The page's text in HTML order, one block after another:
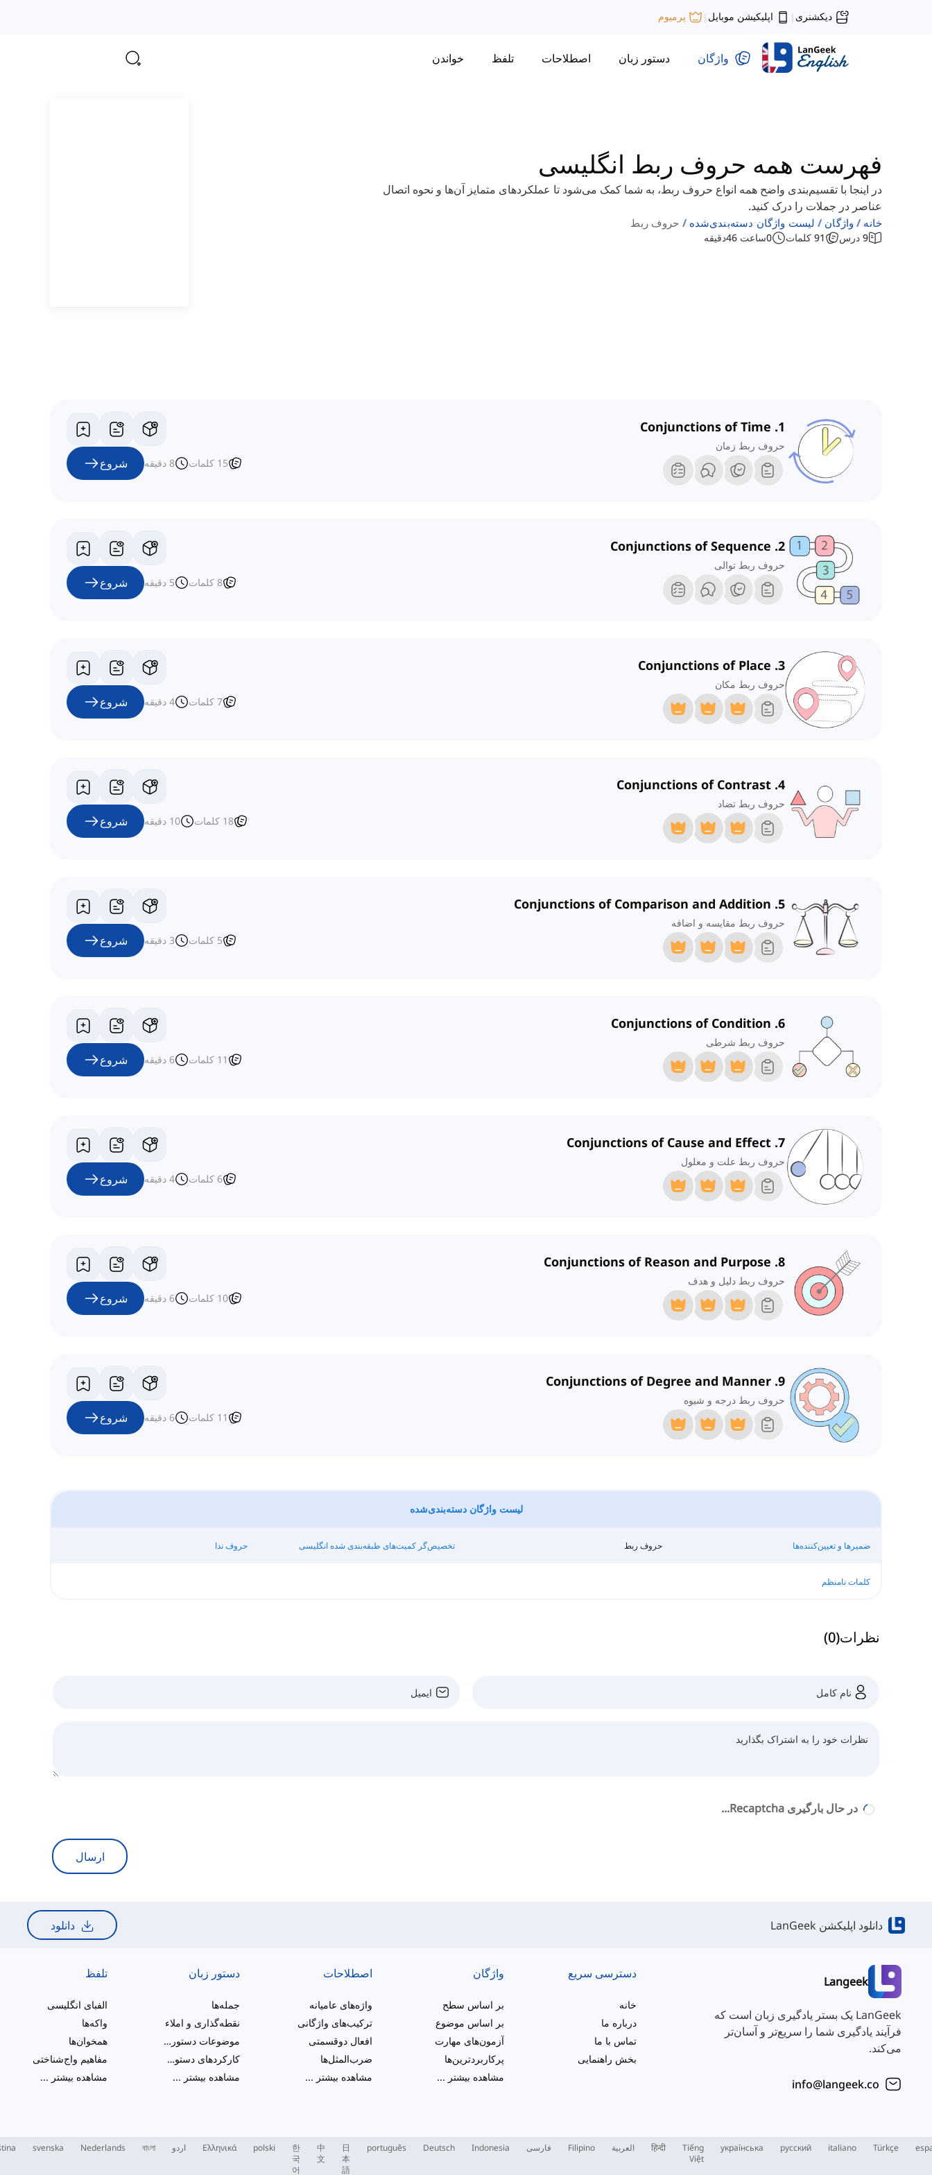
دیکشنری | اپلیکیشن موبایل | پرمیوم
واژگان دستور زبان اصطلاحات تلفظ خواندن
فهرست همه حروف ربط انگلیسی
در اینجا با تقسیم‌بندی واضح همه انواع حروف ربط، به شما کمک می‌شود تا عملکردهای متمایز آن‌ها و نحوه اتصال
عناصر در جملات را درک کنید.
خانه واژگان لیست واژگان دسته‌بندی‌شده حروف ربط
9 درس 91 کلمات 0ساعت 46دقیقه
1. Conjunctions of Time
حروف ربط زمان
15 کلمات 8 دقیقه شروع
2. Conjunctions of Sequence
حروف ربط توالی
8 کلمات 5 دقیقه شروع
3. Conjunctions of Place
حروف ربط مکان
7 کلمات 4 دقیقه شروع
4. Conjunctions of Contrast
حروف ربط تضاد
18 کلمات 10 دقیقه شروع
5. Conjunctions of Comparison and Addition
حروف ربط مقایسه و اضافه
5 کلمات 3 دقیقه شروع
6. Conjunctions of Condition
حروف ربط شرطی
11 کلمات 6 دقیقه شروع
7. Conjunctions of Cause and Effect
حروف ربط علت و معلول
6 کلمات 4 دقیقه شروع
8. Conjunctions of Reason and Purpose
حروف ربط دلیل و هدف
10 کلمات 6 دقیقه شروع
9. Conjunctions of Degree and Manner
حروف ربط درجه و شیوه
11 کلمات 6 دقیقه شروع
لیست واژگان دسته‌بندی‌شده
ضمیرها و تعیین‌کننده‌ها حروف ربط تخصیص‌گر کمیت‌های طبقه‌بندی شده انگلیسی حروف ندا
کلمات نامنظم
نظرات(
0
)
در حال بارگیری Recaptcha...
ارسال
دانلود اپلیکشن LanGeek دانلود
Langeek
LanGeek یک بستر یادگیری زبان است که
فرآیند یادگیری شما را سریع‌تر و آسان‌تر
می‌کند.
info@langeek.co
دسترسی سریع
خانه
درباره ما
تماس با ما
بخش راهنمایی
واژگان
بر اساس سطح
بر اساس موضوع
آزمون‌های مهارت
پرکاربردترین‌ها
مشاهده بیشتر ...
اصطلاحات
واژه‌های عامیانه
ترکیب‌های واژگانی
افعال دوقسمتی
ضرب‌المثل‌ها
مشاهده بیشتر ...
دستور زبان
جمله‌ها
نقطه‌گذاری و املاء
موضوعات دستور زبان متنوع
کارکردهای دستوری
مشاهده بیشتر ...
تلفظ
الفبای انگلیسی
واکه‌ها
همخوان‌ها
مفاهیم واج‌شناختی
مشاهده بیشتر ...
Türkçe
italiano
русский
українська
Tiếng
Việt
हिन्दी العربية Filipino فارسی Indonesia
Deutsch
português
日
本
語
中
文
한
국
어
polski
Ελληνικά اردو বাংলা
Nederlands
svenska